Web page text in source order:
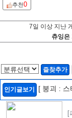
추천0
7일 이상 지난
츄잉은
즐찾추가
인기글보기 [ 붕괴 : 스
[